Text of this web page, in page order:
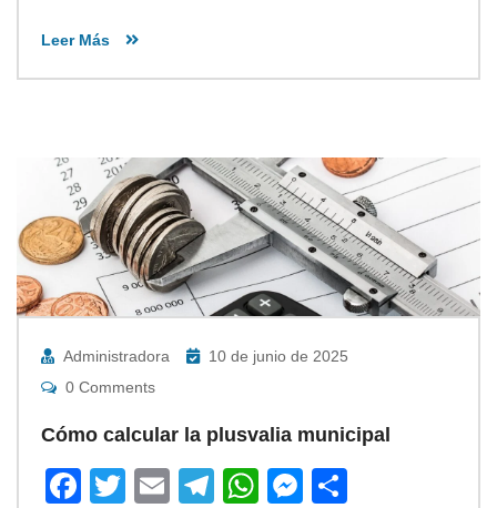
Leer Más
Administradora
10 de junio de 2025
0 Comments
Cómo calcular la plusvalia municipal
Facebook
Twitter
EmailTelegram
WhatsApp
Messenger